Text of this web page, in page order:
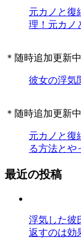
元カノと復
理！元カノ
＊随時追加更新中
彼女の浮気
＊随時追加更新中
元カノと復
る方法とや
最近の投稿
浮気した彼
返すのは効